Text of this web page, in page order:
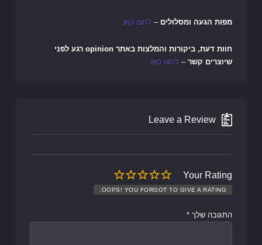
מפות הגעה ומסלולים – לחצו כאן
חוות דעת, ביקורות והמלצות באתר opinion רגע לפני
שיוצרים קשר – לחצו כאן
Leave a Review
Your Rating
OOPS! YOU FORGOT TO GIVE A RATING.
התגובה שלך *